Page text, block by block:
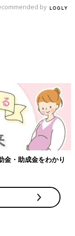
by
策、知っておいて！